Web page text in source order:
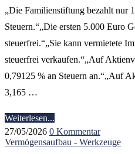
„Die Familienstiftung bezahlt nur
Steuern.“„Die ersten 5.000 Euro
steuerfrei.“„Sie kann vermietete
steuerfrei verkaufen.“„Auf
0,79125 % an Steuern an.“„Auf
3,165 …
Weiterlesen...
27/05/2026 0 Kommentar
Vermögensaufbau - Werkzeuge